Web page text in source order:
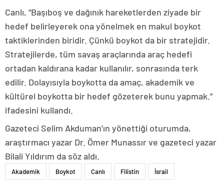
Canlı, “Başıboş ve dağınık hareketlerden ziyade bir
hedef belirleyerek ona yönelmek en makul boykot
taktiklerinden biridir. Çünkü boykot da bir stratejidir.
Stratejilerde, tüm savaş araçlarında araç hedefi
ortadan kaldırana kadar kullanılır, sonrasında terk
edilir. Dolayısıyla boykotta da amaç, akademik ve
kültürel boykotta bir hedef gözeterek bunu yapmak.”
ifadesini kullandı.
Gazeteci Selim Akduman’ın yönettiği oturumda,
araştırmacı yazar Dr. Ömer Munassır ve gazeteci yazar
Bilali Yıldırım da söz aldı.
Akademik Boykot Canlı Filistin İsrail